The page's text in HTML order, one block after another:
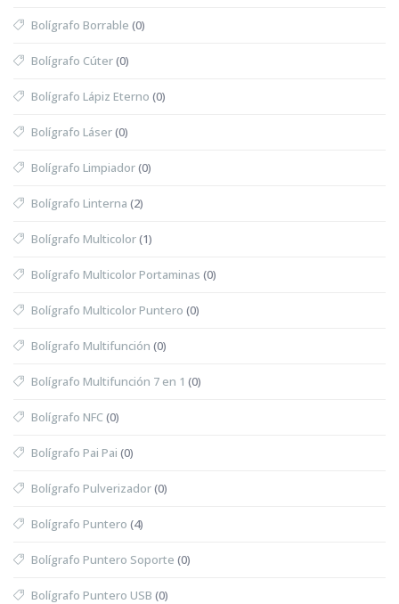
Bolígrafo Borrable (0)
Bolígrafo Cúter(0)
Bolígrafo Lápiz Eterno (0)
Bolígrafo Láser(0)
Bolígrafo Limpiador(0)
Bolígrafo Linterna (2)
Bolígrafo Multicolor(1)
Bolígrafo Multicolor Portaminas (0)
Bolígrafo Multicolor Puntero (0)
Bolígrafo Multifunción (0)
Bolígrafo Multifunción 7 en 1 (0)
Bolígrafo NFC(0)
Bolígrafo Pai Pai (0)
Bolígrafo Pulverizador(0)
Bolígrafo Puntero (4)
Bolígrafo Puntero Soporte (0)
Bolígrafo Puntero USB (0)